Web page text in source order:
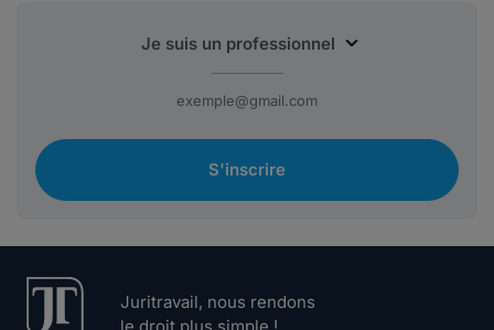
S'inscrire
Juritravail, nous rendons
le droit plus simple !